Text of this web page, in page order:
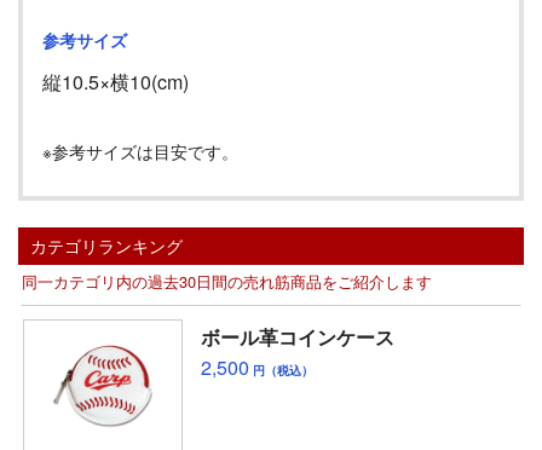
参考サイズ
縦10.5×横10(cm)
※参考サイズは目安です。
カテゴリランキング
同一カテゴリ内の過去30日間の売れ筋商品をご紹介します
ボール革コインケース
2,500 円（税込）